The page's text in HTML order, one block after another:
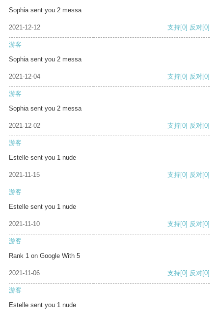
Sophia sent you 2 messa
2021-12-12 支持[0] 反对[0]
游客
Sophia sent you 2 messa
2021-12-04 支持[0] 反对[0]
游客
Sophia sent you 2 messa
2021-12-02 支持[0] 反对[0]
游客
Estelle sent you 1 nude
2021-11-15 支持[0] 反对[0]
游客
Estelle sent you 1 nude
2021-11-10 支持[0] 反对[0]
游客
Rank 1 on Google With 5
2021-11-06 支持[0] 反对[0]
游客
Estelle sent you 1 nude